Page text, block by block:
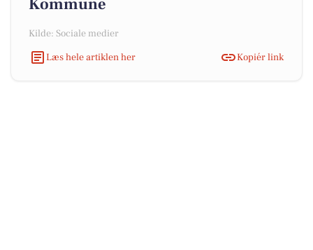
Kommune
Kilde: Sociale medier
Læs hele artiklen her
Kopiér link